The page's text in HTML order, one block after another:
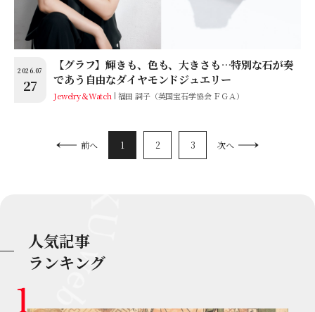
2026.07
27
【グラフ】輝きも、色も、大きさも…特別な石が奏
であう自由なダイヤモンドジュエリー
Jewelry＆Watch 福田 詞子（英国宝石学協会 ＦＧＡ）
前へ 1 2 3 次へ
人気記事
ランキング